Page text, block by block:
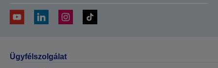
Ügyfélszolgálat